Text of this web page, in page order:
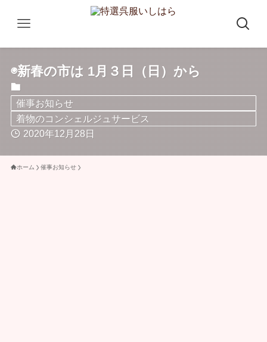
◉新春の市は 1月３日（日）から
催事お知らせ
着物のコンシェルジュサービス
2020年12月28日
ホーム 催事お知らせ